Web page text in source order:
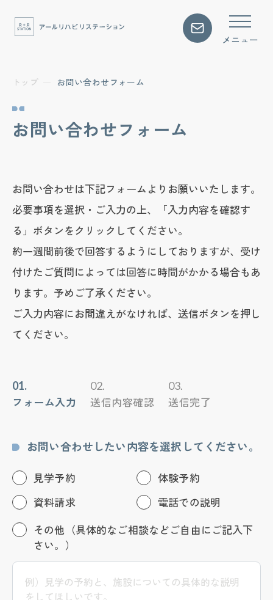
プログラム・料金を知りたい
見学・体験予約をしたい
アクセス方法を知りたい
周辺の地図を見たい
営業日・営業時間
8:30〜17:00（日・祝休み）
トップ お問い合わせフォーム
お問い合わせフォーム
お問い合わせは下記フォームよりお願いいたします。
必要事項を選択・ご入力の上、「入力内容を確認す
る」ボタンをクリックしてください。
約一週間前後で回答するようにしておりますが、受け
付けたご質問によっては回答に時間がかかる場合もあ
ります。予めご了承ください。
ご入力内容にお間違えがなければ、送信ボタンを押し
てください。
01.
フォーム入力
02.
送信内容確認
03.
送信完了
お問い合わせしたい内容を選択してください。
見学予約
体験予約
資料請求
電話での説明
その他（具体的なご相談などご自由にご記入下
さい。）